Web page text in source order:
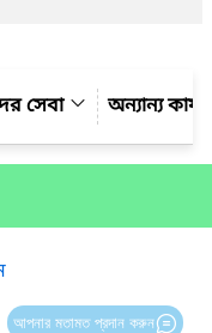
সেবা অন্যান্য
আপনার মতামত প্রদান করুন